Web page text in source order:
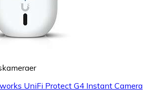
UniFi Protect G4 Instant Camera